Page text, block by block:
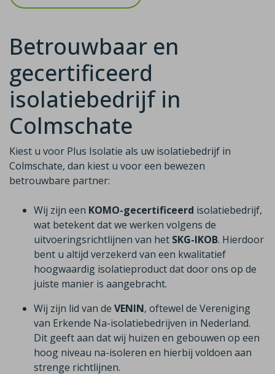
Betrouwbaar en
gecertificeerd
isolatiebedrijf in
Colmschate
Kiest u voor Plus Isolatie als uw isolatiebedrijf in
Colmschate, dan kiest u voor een bewezen
betrouwbare partner:
Wij zijn een KOMO-gecertificeerd isolatiebedrijf,
wat betekent dat we werken volgens de
uitvoeringsrichtlijnen van het SKG-IKOB. Hierdoor
bent u altijd verzekerd van een kwalitatief
hoogwaardig isolatieproduct dat door ons op de
juiste manier is aangebracht.
Wij zijn lid van de VENIN, oftewel de Vereniging
van Erkende Na-isolatiebedrijven in Nederland.
Dit geeft aan dat wij huizen en gebouwen op een
hoog niveau na-isoleren en hierbij voldoen aan
strenge richtlijnen.